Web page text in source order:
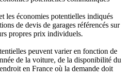
les économies potentielles indiqués
de devis de garages référencés sur
propres prix individuels.
peuvent varier en fonction de
de la voiture, de la disponibilité du
en France où la demande doit